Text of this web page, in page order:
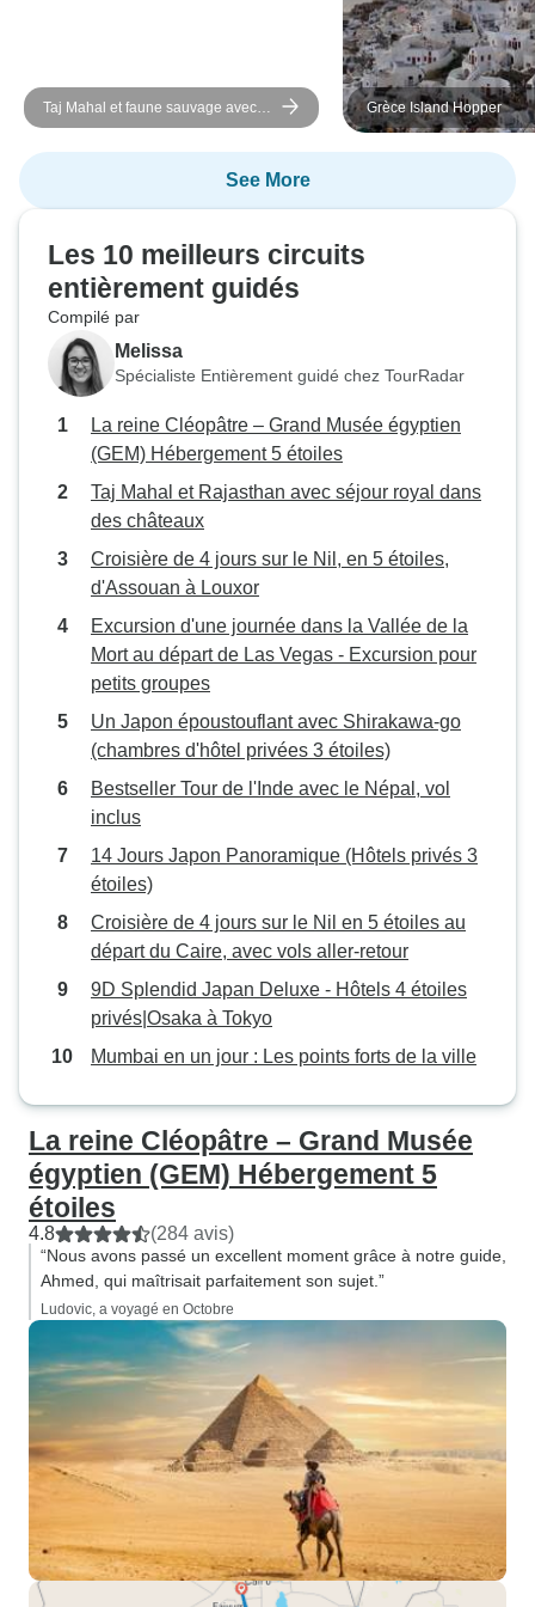
Taj Mahal et faune sauvage avec
séjour royal dans des châteaux
Grèce Island Hopper
See More
Les 10 meilleurs circuits
entièrement guidés
Compilé par
Melissa
Spécialiste Entièrement guidé chez TourRadar
La reine Cléopâtre – Grand Musée égyptien
(GEM) Hébergement 5 étoiles
Taj Mahal et Rajasthan avec séjour royal dans
des châteaux
Croisière de 4 jours sur le Nil, en 5 étoiles,
d'Assouan à Louxor
Excursion d'une journée dans la Vallée de la
Mort au départ de Las Vegas - Excursion pour
petits groupes
Un Japon époustouflant avec Shirakawa-go
(chambres d'hôtel privées 3 étoiles)
Bestseller Tour de l'Inde avec le Népal, vol
inclus
14 Jours Japon Panoramique (Hôtels privés 3
étoiles)
Croisière de 4 jours sur le Nil en 5 étoiles au
départ du Caire, avec vols aller-retour
9D Splendid Japan Deluxe - Hôtels 4 étoiles
privés|Osaka à Tokyo
Mumbai en un jour : Les points forts de la ville
La reine Cléopâtre – Grand Musée
égyptien (GEM) Hébergement 5
étoiles
4.8 (284 avis)
“Nous avons passé un excellent moment grâce à notre guide,
Ahmed, qui maîtrisait parfaitement son sujet.”
Ludovic, a voyagé en Octobre